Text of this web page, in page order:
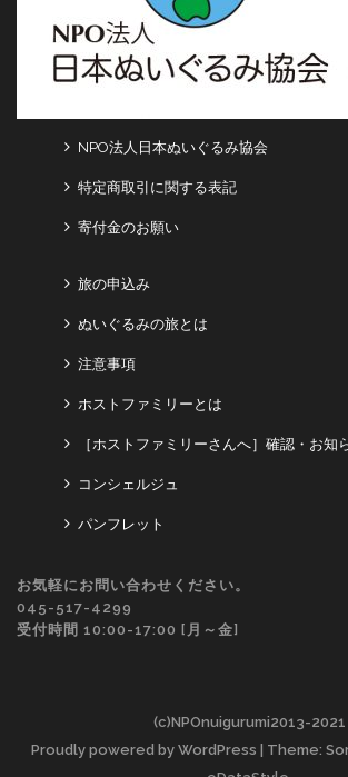
NPO法人日本ぬいぐるみ協会
特定商取引に関する表記
寄付金のお願い
旅の申込み
ぬいぐるみの旅とは
注意事項
ホストファミリーとは
［ホストファミリーさんへ］確認・お知
コンシェルジュ
パンフレット
お気軽にお問い合わせください。
045-517-4299
受付時間 10:00-17:00 [月～金]
(c)NPOnuigurumi2013-2021
Proudly powered by WordPress | Theme: